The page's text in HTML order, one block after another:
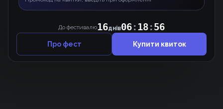
До фестивалю16днів06:18:56
Про фест Купити квиток